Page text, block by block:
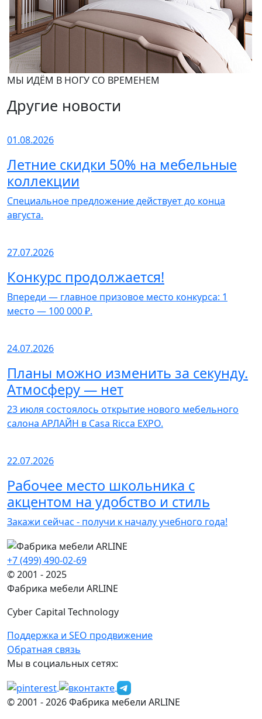
МЫ ИДЁМ В НОГУ СО ВРЕМЕНЕМ
Другие новости
01.08.2026
Летние скидки 50% на мебельные
коллекции
Специальное предложение действует до конца
августа.
27.07.2026
Конкурс продолжается!
Впереди — главное призовое место конкурса: 1
место — 100 000 ₽.
24.07.2026
Планы можно изменить за секунду.
Атмосферу — нет
23 июля состоялось открытие нового мебельного
салона АРЛАЙН в Casa Ricca EXPO.
22.07.2026
Рабочее место школьника с
акцентом на удобство и стиль
Закажи сейчас - получи к началу учебного года!
+7 (499) 490-02-69
© 2001 - 2025
Фабрика мебели ARLINE
Cyber Capital Technology
Поддержка и SEO продвижение
Обратная связь
Мы в социальных сетях:
© 2001 -2026Фабрика мебели ARLINE